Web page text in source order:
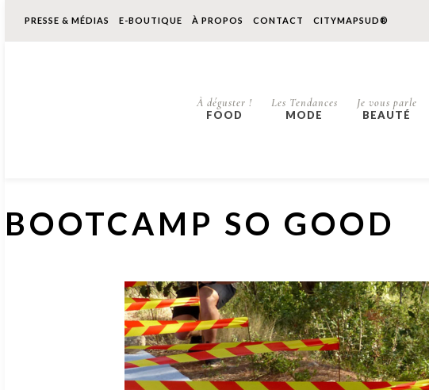
PRESSE & MÉDIAS E-BOUTIQUE À PROPOS CONTACT CITYMAPSUD®
À déguster !
FOOD
Les Tendances
MODE
Je vous parle
BEAUTÉ
BOOTCAMP SO GOOD